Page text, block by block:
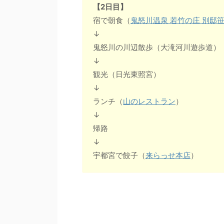
【2日目】
宿で朝食（ 鬼怒川温泉 若竹の庄 別邸
↓
鬼怒川の川辺散歩（大滝河川遊歩道）
↓
観光（日光東照宮）
↓
ランチ（山のレストラン）
↓
帰路
↓
宇都宮で餃子（来らっせ本店）